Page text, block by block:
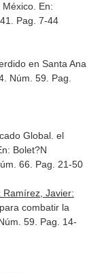
En:
41. Pag. 7-44
en Santa Ana
Núm. 59. Pag.
Global. el
Bolet?N
66. Pag. 21-50
Ramírez, Javier:
combatir la
59. Pag. 14-